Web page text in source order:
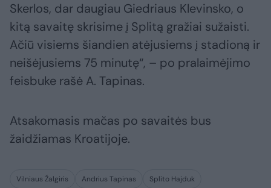
Skerlos, dar daugiau Giedriaus Klevinsko, o
kitą savaitę skrisime į Splitą gražiai sužaisti.
Ačiū visiems šiandien atėjusiems į stadioną ir
neišėjusiems 75 minutę“, – po pralaimėjimo
feisbuke rašė A. Tapinas.
Atsakomasis mačas po savaitės bus
žaidžiamas Kroatijoje.
Vilniaus Žalgiris Andrius Tapinas
Splito Hajduk